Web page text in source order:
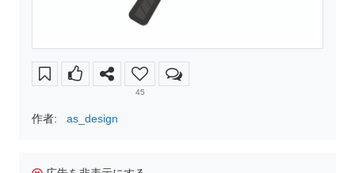
45
作者: as_design